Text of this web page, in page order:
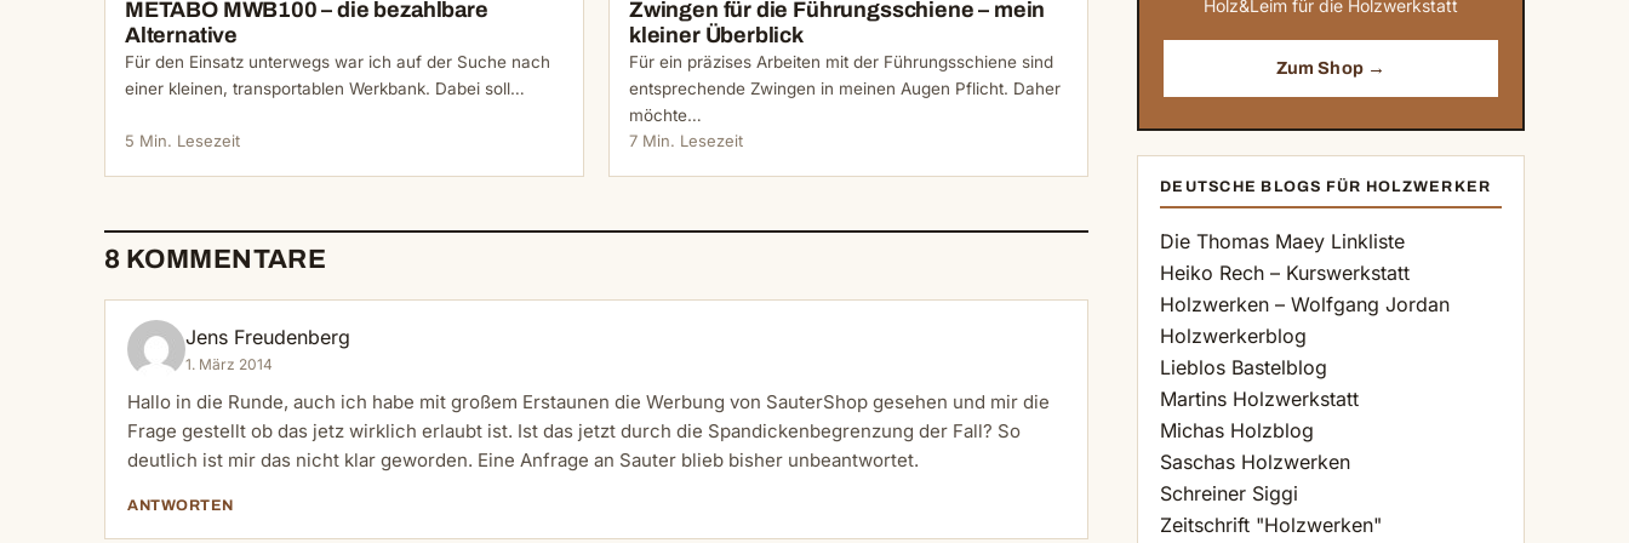
METABO MWB100 – die bezahlbare
Alternative
Für den Einsatz unterwegs war ich auf der Suche nach
einer kleinen, transportablen Werkbank. Dabei soll…
5 Min. Lesezeit
Zwingen für die Führungsschiene – mein
kleiner Überblick
Für ein präzises Arbeiten mit der Führungsschiene sind
entsprechende Zwingen in meinen Augen Pflicht. Daher
möchte…
7 Min. Lesezeit
8 KOMMENTARE
Jens Freudenberg
1. März 2014
Hallo in die Runde, auch ich habe mit großem Erstaunen die Werbung von SauterShop gesehen und mir die
Frage gestellt ob das jetz wirklich erlaubt ist. Ist das jetzt durch die Spandickenbegrenzung der Fall? So
deutlich ist mir das nicht klar geworden. Eine Anfrage an Sauter blieb bisher unbeantwortet.
ANTWORTEN
Holz&Leim für die Holzwerkstatt
Zum Shop →
DEUTSCHE BLOGS FÜR HOLZWERKER
Die Thomas Maey Linkliste
Heiko Rech – Kurswerkstatt
Holzwerken – Wolfgang Jordan
Holzwerkerblog
Lieblos Bastelblog
Martins Holzwerkstatt
Michas Holzblog
Saschas Holzwerken
Schreiner Siggi
Zeitschrift "Holzwerken"